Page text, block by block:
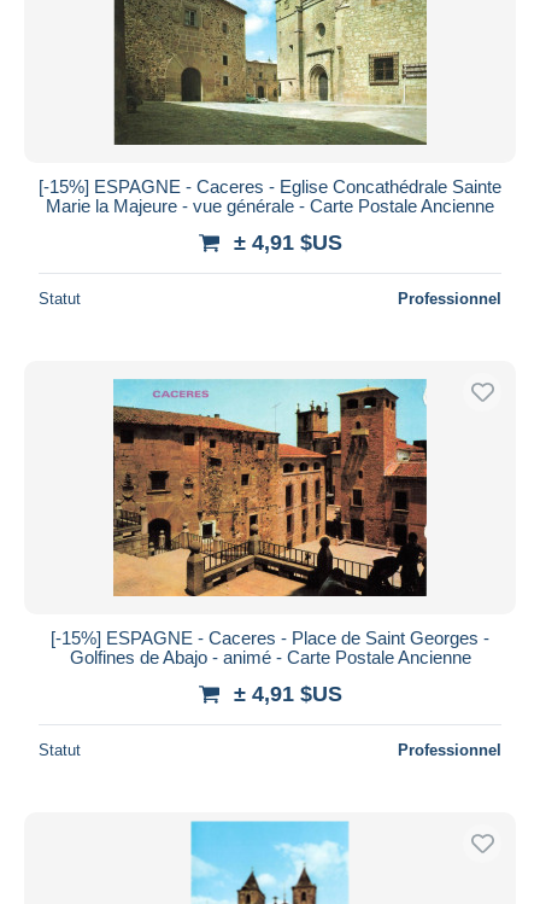
[-15%] ESPAGNE - Caceres - Eglise Concathédrale Sainte
Marie la Majeure - vue générale - Carte Postale Ancienne
± 4,91 $US
Statut Professionnel
[-15%] ESPAGNE - Caceres - Place de Saint Georges -
Golfines de Abajo - animé - Carte Postale Ancienne
± 4,91 $US
Statut Professionnel